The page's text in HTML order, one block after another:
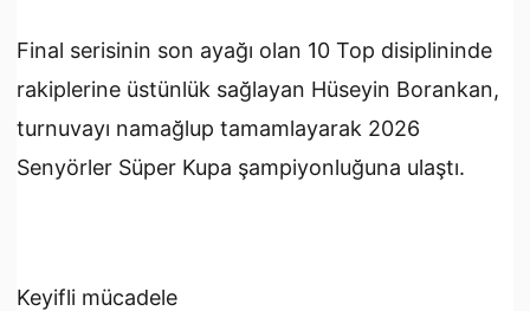
Final serisinin son ayağı olan 10 Top disiplininde
rakiplerine üstünlük sağlayan Hüseyin Borankan,
turnuvayı namağlup tamamlayarak 2026
Senyörler Süper Kupa şampiyonluğuna ulaştı.
Keyifli mücadele